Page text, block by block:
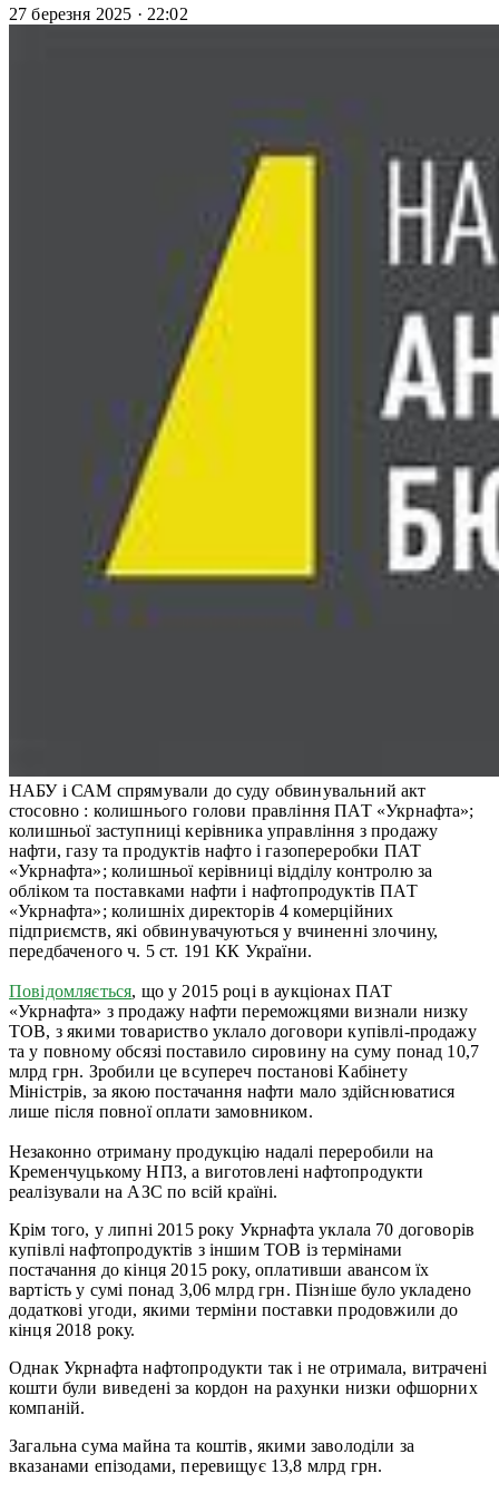
27 березня 2025 · 22:02
НАБУ і САМ спрямували до суду обвинувальний акт
стосовно : колишнього голови правління ПАТ «Укрнафта»;
колишньої заступниці керівника управління з продажу
нафти, газу та продуктів нафто і газопереробки ПАТ
«Укрнафта»; колишньої керівниці відділу контролю за
обліком та поставками нафти і нафтопродуктів ПАТ
«Укрнафта»; колишніх директорів 4 комерційних
підприємств, які обвинувачуються у вчиненні злочину,
передбаченого ч. 5 ст. 191 КК України.
Повідомляється, що у 2015 році в аукціонах ПАТ
«Укрнафта» з продажу нафти переможцями визнали низку
ТОВ, з якими товариство уклало договори купівлі-продажу
та у повному обсязі поставило сировину на суму понад 10,7
млрд грн. Зробили це всупереч постанові Кабінету
Міністрів, за якою постачання нафти мало здійснюватися
лише після повної оплати замовником.
Незаконно отриману продукцію надалі переробили на
Кременчуцькому НПЗ, а виготовлені нафтопродукти
реалізували на АЗС по всій країні.
Крім того, у липні 2015 року Укрнафта уклала 70 договорів
купівлі нафтопродуктів з іншим ТОВ із термінами
постачання до кінця 2015 року, оплативши авансом їх
вартість у сумі понад 3,06 млрд грн. Пізніше було укладено
додаткові угоди, якими терміни поставки продовжили до
кінця 2018 року.
Однак Укрнафта нафтопродукти так і не отримала, витрачені
кошти були виведені за кордон на рахунки низки офшорних
компаній.
Загальна сума майна та коштів, якими заволоділи за
вказанами епізодами, перевищує 13,8 млрд грн.